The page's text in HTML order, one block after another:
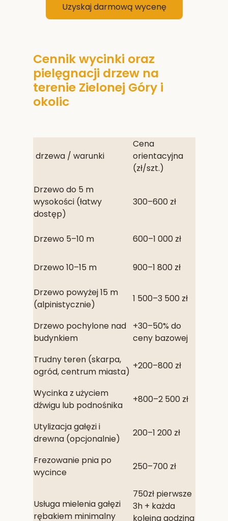
Uzyskaj darmową wycenę
Cennik wycinki oraz
pielęgnacji drzew na
terenie Zielonej Góry i
okolic
drzewa / warunki
Cena
orientacyjna
(zł/szt.)
Drzewo do 5 m
wysokości (łatwy
dostęp)
300–600 zł
Drzewo 5–10 m 600–1 000 zł
Drzewo 10–15 m 900–1 800 zł
Drzewo powyżej 15 m
(alpinistycznie)
1 500–3 500 zł
Drzewo pochylone nad
budynkiem
+30–50% do
ceny bazowej
Trudny teren (skarpa,
ogród, centrum miasta)
+200–800 zł
Wycinka z użyciem
dźwigu lub podnośnika
+800–2 500 zł
Utylizacja gałęzi i
drewna (opcjonalnie)
200–1 200 zł
Frezowanie pnia po
wycince
250–700 zł
Usługa mielenia gałęzi
rębakiem minimalny
750zł pierwsze
3h + każda
kolejna godzina